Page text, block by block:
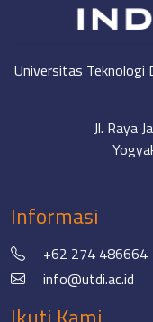
Universitas Teknologi
Jl. Raya
Informasi
+62 274 486664
info@utdi.ac.id